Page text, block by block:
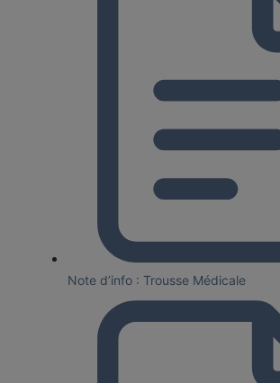
Note d’info : Trousse Médicale